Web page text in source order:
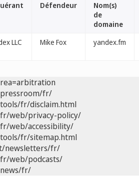
Défendeur
Nom(s)
de
domaine
LLC Mike Fox yandex.fm
fr/
fr/disclaim.html
web/privacy-policy/
web/accessibility/
fr/sitemap.html
newsletters/fr/
web/podcasts/
fr/